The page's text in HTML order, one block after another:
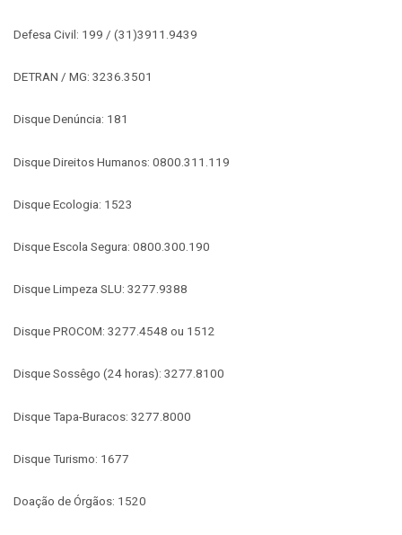
Defesa Civil: 199 / (31)3911.9439
DETRAN / MG: 3236.3501
Disque Denúncia: 181
Disque Direitos Humanos: 0800.311.119
Disque Ecologia: 1523
Disque Escola Segura: 0800.300.190
Disque Limpeza SLU: 3277.9388
Disque PROCOM: 3277.4548 ou 1512
Disque Sossêgo (24 horas): 3277.8100
Disque Tapa-Buracos: 3277.8000
Disque Turismo: 1677
Doação de Órgãos: 1520